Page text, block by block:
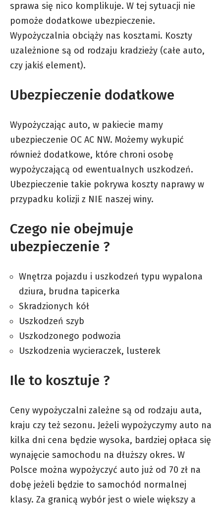
sprawa się nico komplikuje. W tej sytuacji nie
pomoże dodatkowe ubezpieczenie.
Wypożyczalnia obciąży nas kosztami. Koszty
uzależnione są od rodzaju kradzieży (całe auto,
czy jakiś element).
Ubezpieczenie dodatkowe
Wypożyczając auto, w pakiecie mamy
ubezpieczenie OC AC NW. Możemy wykupić
również dodatkowe, które chroni osobę
wypożyczającą od ewentualnych uszkodzeń.
Ubezpieczenie takie pokrywa koszty naprawy w
przypadku kolizji z NIE naszej winy.
Czego nie obejmuje
ubezpieczenie ?
Wnętrza pojazdu i uszkodzeń typu wypalona
dziura, brudna tapicerka
Skradzionych kół
Uszkodzeń szyb
Uszkodzonego podwozia
Uszkodzenia wycieraczek, lusterek
Ile to kosztuje ?
Ceny wypożyczalni zależne są od rodzaju auta,
kraju czy też sezonu. Jeżeli wypożyczymy auto na
kilka dni cena będzie wysoka, bardziej opłaca się
wynajęcie samochodu na dłuższy okres. W
Polsce można wypożyczyć auto już od 70 zł na
dobę jeżeli będzie to samochód normalnej
klasy. Za granicą wybór jest o wiele większy a